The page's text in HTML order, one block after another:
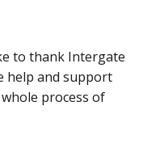
to thank Intergate
help and support
process of